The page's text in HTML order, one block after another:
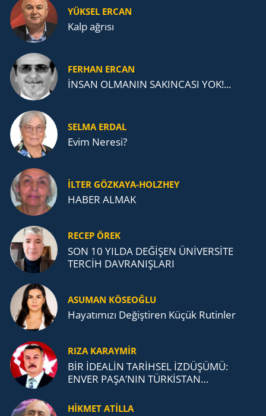
YÜKSEL ERCAN
Kalp ağrısı
FERHAN ERCAN
İNSAN OLMANIN SAKINCASI YOK!...
SELMA ERDAL
Evim Neresi?
İLTER GÖZKAYA-HOLZHEY
HABER ALMAK
RECEP ÖREK
SON 10 YILDA DEĞİŞEN ÜNİVERSİTE
TERCİH DAVRANIŞLARI
ASUMAN KÖSEOĞLU
Ha­ya­tı­mı­zı De­ğiş­ti­ren Küçük Ru­tin­ler
RIZA KARAYMIR
BİR İDEALİN TARİHSEL İZDÜŞÜMÜ:
ENVER PAŞA’NIN TÜRKİSTAN
TEŞKİLATI’NA UZANAN MİRASI
HİKMET ATİLLA